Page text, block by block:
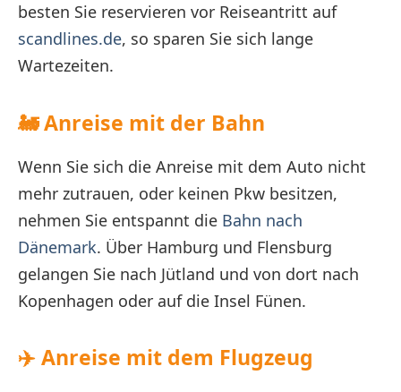
besten Sie reservieren vor Reiseantritt auf
scandlines.de, so sparen Sie sich lange
Wartezeiten.
🚂Anreise mit der Bahn
Wenn Sie sich die Anreise mit dem Auto nicht
mehr zutrauen, oder keinen Pkw besitzen,
nehmen Sie entspannt die Bahn nach
Dänemark. Über Hamburg und Flensburg
gelangen Sie nach Jütland und von dort nach
Kopenhagen oder auf die Insel Fünen.
✈️Anreise mit dem Flugzeug